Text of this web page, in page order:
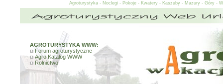
Agroturystyka - Noclegi - Pokoje - Kwatery - Kaszuby - Mazury - Góry -
AGROTURYSTYKA WWW:
Forum agroturystyczne
Agro Katalog WWW
Rolnictwo